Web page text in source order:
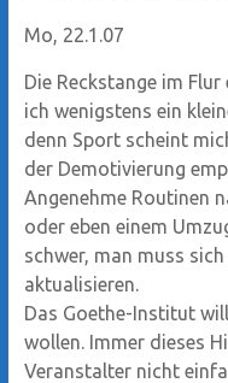
Mo, 22.1.07
Die Reckstange im
ich wenigstens ein
denn Sport scheint
der Demotivierung
Angenehme Routinen
oder eben einem
schwer, man muss
aktualisieren.
Das Goethe-Institut
wollen. Immer dieses
Veranstalter nicht